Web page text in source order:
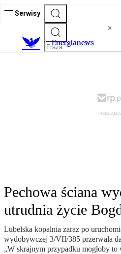
Serwisy
Energianews
Pechowa ściana
utrudnia życie
Lubelska kopalnia zaraz po
wydobywczej 3/VII/385 przerwała
„W skrajnym przypadku mogłoby